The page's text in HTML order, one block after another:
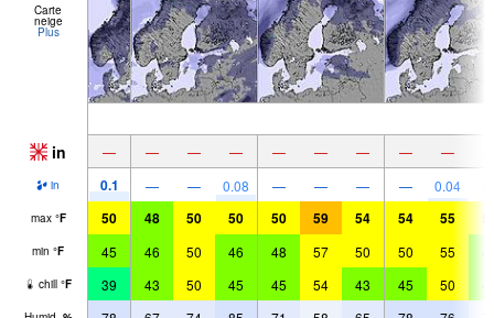
Carte
neige
Plus
in — — — — — — — — —
in 0.1 — — 0.08 — — — — 0.04
max °F 50 48 50 50 50 59 54 54 55
min °F 45 46 50 46 48 57 50 50 55
chill °F 39 43 50 45 45 54 43 45 50